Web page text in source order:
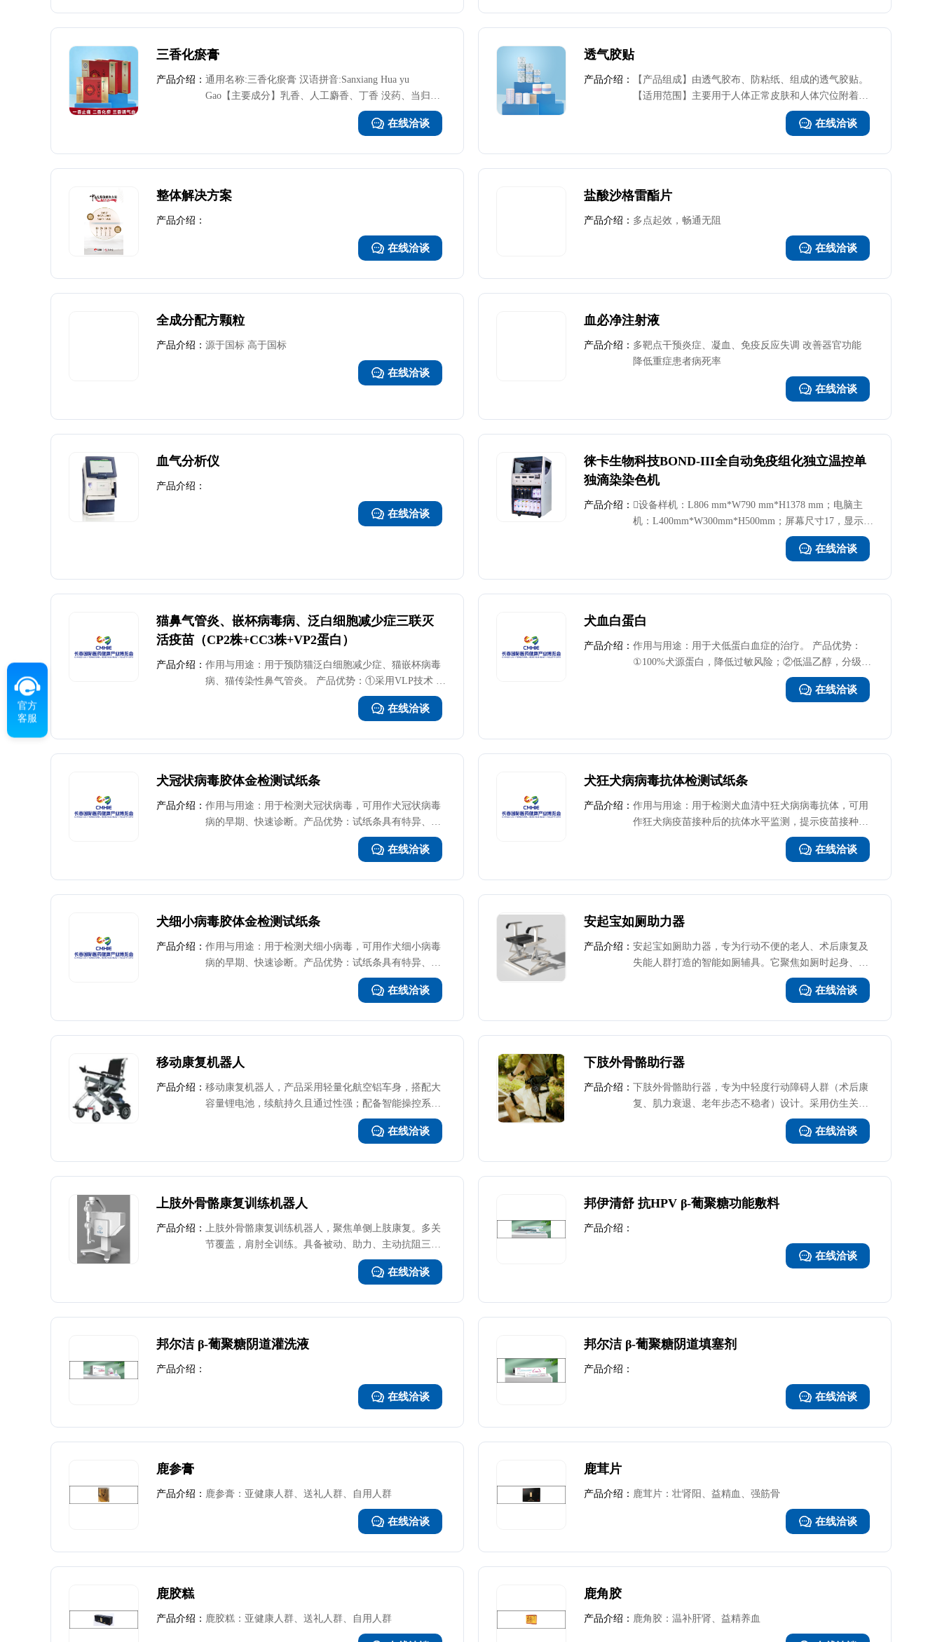
三香化瘀膏
产品介绍： 通用名称:三香化瘀膏 汉语拼音:Sanxiang Hua yu
Gao【主要成分】乳香、人工麝香、丁香 没药、当归、
川芎、红花、防风、血竭、白芷、细辛、木瓜、赤芍、
冰片、樟脑。 辅料:丙二醇、羧甲纤维素钠。 【产品特
服西药，由于骨头部位的特征，吸收后药性达不到骨头
优势。【用法用量】外用每次一贴，每贴敷4天，4贴为
一疗程【规格包装】25g/贴，1贴/盒。 【批准文号】国
在线洽谈
透气胶贴
产品介绍：
【产品组成】由透气胶布、防粘纸、组成的透气胶贴。
【适用范围】主要用于人体正常皮肤和人体穴位附着物
的周定。 【使用说明】可剪切自己需要的尺寸，揭开防
粘纸，将附着物放入中间位置贴敷于惠处. 【注意事
在线洽谈
整体解决方案
产品介绍：
在线洽谈
盐酸沙格雷酯片
产品介绍： 多点起效，畅通无阻
在线洽谈
全成分配方颗粒
产品介绍： 源于国标 高于国标
在线洽谈
血必净注射液
产品介绍： 多靶点干预炎症、凝血、免疫反应失调 改善器官功能
降低重症患者病死率
在线洽谈
血气分析仪
产品介绍：
在线洽谈
徕卡生物科技BOND-III全自动免疫组化独立温控单
独滴染染色机
产品介绍： 设备样机：L806 mm*W790 mm*H1378 mm；电脑主
机：L400mm*W300mm*H500mm；屏幕尺寸17，显示器
带键鼠。产品功率220V交流电 ，16A国际插座，
1200VA；产品重量：238KG。 国产BOND III，一机多
案。有稳定、快速、全流程自动化的各项特点，并能够
在线洽谈
猫鼻气管炎、嵌杯病毒病、泛白细胞减少症三联灭
活疫苗（CP2株+CC3株+VP2蛋白）
产品介绍： 作用与用途：用于预防猫泛白细胞减少症、猫嵌杯病毒
病、猫传染性鼻气管炎。 产品优势：①采用VLP技术 ②
快速免疫应答 ③安全无痛感 ④标准三针免疫
在线洽谈
犬血白蛋白
产品介绍： 作用与用途：用于犬低蛋白血症的治疗。 产品优势：
①100%犬源蛋白，降低过敏风险；②低温乙醇，分级纳
滤，有效提纯；③可稀释滴注、可原液推注，满足不同
在线洽谈
犬冠状病毒胶体金检测试纸条
产品介绍： 作用与用途：用于检测犬冠状病毒，可用作犬冠状病毒
病的早期、快速诊断。产品优势：试纸条具有特异、敏
在线洽谈
犬狂犬病病毒抗体检测试纸条
产品介绍： 作用与用途：用于检测犬血清中狂犬病病毒抗体，可用
作狂犬病疫苗接种后的抗体水平监测，提示疫苗接种的
免疫效果和是否需要加强免疫接种。产品优势：试纸条
具有特异、敏感、便捷、快速等特点
在线洽谈
犬细小病毒胶体金检测试纸条
产品介绍： 作用与用途：用于检测犬细小病毒，可用作犬细小病毒
病的早期、快速诊断。产品优势：试纸条具有特异、敏
在线洽谈
安起宝如厕助力器
产品介绍： 安起宝如厕助力器，专为行动不便的老人、术后康复及
失能人群打造的智能如厕辅具。它聚焦如厕时起身、坐
下及安全需求，以科技带来贴心呵护。产品采用电动升
降设计，能精准调节座面高度，适配常见马桶与便盆，
部万向静音轮带刹车，移动灵活且停放稳固。高弹性记
单，老人可独立使用。安起宝以科技减轻负担，用细节
守护尊严，是家庭照护与机构康复的实用之选。
在线洽谈
移动康复机器人
产品介绍： 移动康复机器人，产品采用轻量化航空铝车身，搭配大
容量锂电池，续航持久且通过性强；配备智能操控系
统，支持手持遥控/扶手按键/手机APP多模式控制，灵活
适配不同操作能力需求。高灵敏度避障传感器实时监测
压坐垫，长时间乘坐更舒适；站立辅助/爬楼模块，满足
在线洽谈
下肢外骨骼助行器
产品介绍： 下肢外骨骼助行器，专为中轻度行动障碍人群（术后康
复、肌力衰退、老年步态不稳者）设计。采用仿生关节
结构与轻量化碳纤维骨架，精准适配髋/膝两大核心关
节，通过高精度传感器实时捕捉步态姿态，AI算法动态
性。适用于医院康复训练、社区自主出行及家庭日常辅
在线洽谈
上肢外骨骼康复训练机器人
产品介绍： 上肢外骨骼康复训练机器人，聚焦单侧上肢康复。多关
节覆盖，肩肘全训练。具备被动、助力、主动抗阻三模
式，适配各恢复阶段。搭载高精度传感器，实时评估并
智能生成方案。有虚拟情景互动，提升趣味性。轻量化
在线洽谈
邦伊清舒 抗HPV β-葡聚糖功能敷料
产品介绍：
在线洽谈
邦尔洁 β-葡聚糖阴道灌洗液
产品介绍：
在线洽谈
邦尔洁 β-葡聚糖阴道填塞剂
产品介绍：
在线洽谈
鹿参膏
产品介绍： 鹿参膏：亚健康人群、送礼人群、自用人群
在线洽谈
鹿茸片
产品介绍： 鹿茸片：壮肾阳、益精血、强筋骨
在线洽谈
鹿胶糕
产品介绍： 鹿胶糕：亚健康人群、送礼人群、自用人群
鹿角胶
产品介绍： 鹿角胶：温补肝肾、益精养血
官方
客服